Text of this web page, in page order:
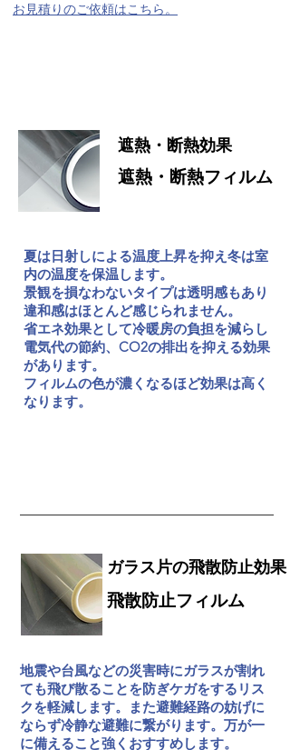
お見積りのご依頼はこちら。
遮熱・断熱効果
遮熱・断熱フィルム
夏は日射しによる温度上昇を抑え冬は室
内の温度を保温します。
景観を損なわないタイプは透明感もあり
違和感はほとんど感じられません。
省エネ効果として冷暖房の負担を減らし
電気代の節約、CO2の排出を抑える効果
があります。
フィルムの色が濃くなるほど効果は高く
なります。
ガラス片の飛散防止効果
飛散防止フィルム
地震や台風などの災害時にガラスが割れ
ても飛び散ることを防ぎケガをするリス
クを軽減します。また避難経路の妨げに
ならず冷静な避難に繋がります。万が一
に備えること強くおすすめします。